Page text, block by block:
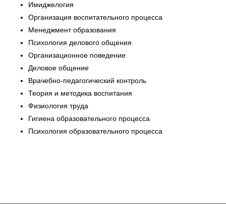
Имиджелогия
Организация воспитательного процесса
Менеджмент образования
Психология делового общения
Организационное поведение
Деловое общение
Врачебно-педагогический контроль
Теория и методика воспитания
Физиология труда
Гигиена образовательного процесса
Психология образовательного процесса